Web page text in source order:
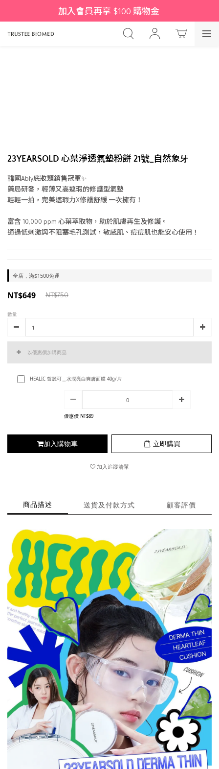
加入會員再享 $100 購物金
23YEARSOLD 心葉淨透氣墊粉餅 21號_自然象牙
韓國Ably底妝類銷售冠軍✨
藥局研發，輕薄又高遮瑕的修護型氣墊
輕輕一拍，完美遮瑕力X修護舒緩 一次擁有！
富含 10,000 ppm 心葉萃取物，助於肌膚再生及修護。
通過低刺激與不阻塞毛孔測試，敏感肌、痘痘肌也能安心使用！
全店，滿$1500免運
NT$649 NT$750
數量
以優惠價加購商品
HEALIC 皙麗可＿水潤亮白爽膚面膜 40g/片
優惠價 NT$89
加入購物車 立即購買
加入追蹤清單
商品描述 送貨及付款方式 顧客評價